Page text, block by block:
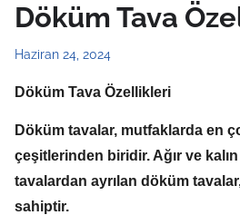
Döküm Tava
Haziran 24, 2024
Döküm Tava Özellikleri
Döküm tavalar, mutfaklarda en
çeşitlerinden biridir. Ağır ve kalın
tavalardan ayrılan döküm
sahiptir.